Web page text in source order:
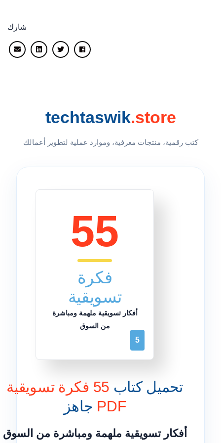
شارك
techtaswik.store
كتب رقمية، منتجات معرفية، وموارد عملية لتطوير أعمالك
55
فكرة
تسويقية
أفكار تسويقية ملهمة ومباشرة
من السوق
5
تحميل كتاب
55 فكرة تسويقية
PDF جاهز
أفكار تسويقية ملهمة ومباشرة من السوق